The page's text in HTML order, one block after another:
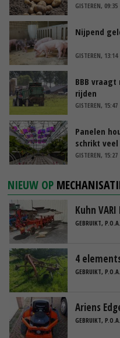
GISTEREN, 09:35
Nijpend
GISTEREN, 13:14
BBB
rijden
GISTEREN, 15:47
Panelen
schrikt
GISTEREN, 15:27
NIEUW OP
Kuhn VARI
GEBRUIKT, P.O.A.
4
GEBRUIKT, P.O.A.
Ariens
GEBRUIKT, P.O.A.